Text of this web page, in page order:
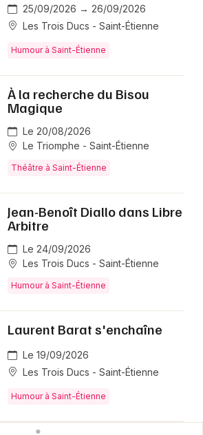
25/09/2026 → 26/09/2026
Les Trois Ducs - Saint-Étienne
Humour à Saint-Étienne
À la recherche du Bisou
Magique
Le 20/08/2026
Le Triomphe - Saint-Étienne
Théâtre à Saint-Étienne
Jean-Benoît Diallo dans Libre
Arbitre
Le 24/09/2026
Les Trois Ducs - Saint-Étienne
Humour à Saint-Étienne
Laurent Barat s'enchaîne
Le 19/09/2026
Les Trois Ducs - Saint-Étienne
Humour à Saint-Étienne